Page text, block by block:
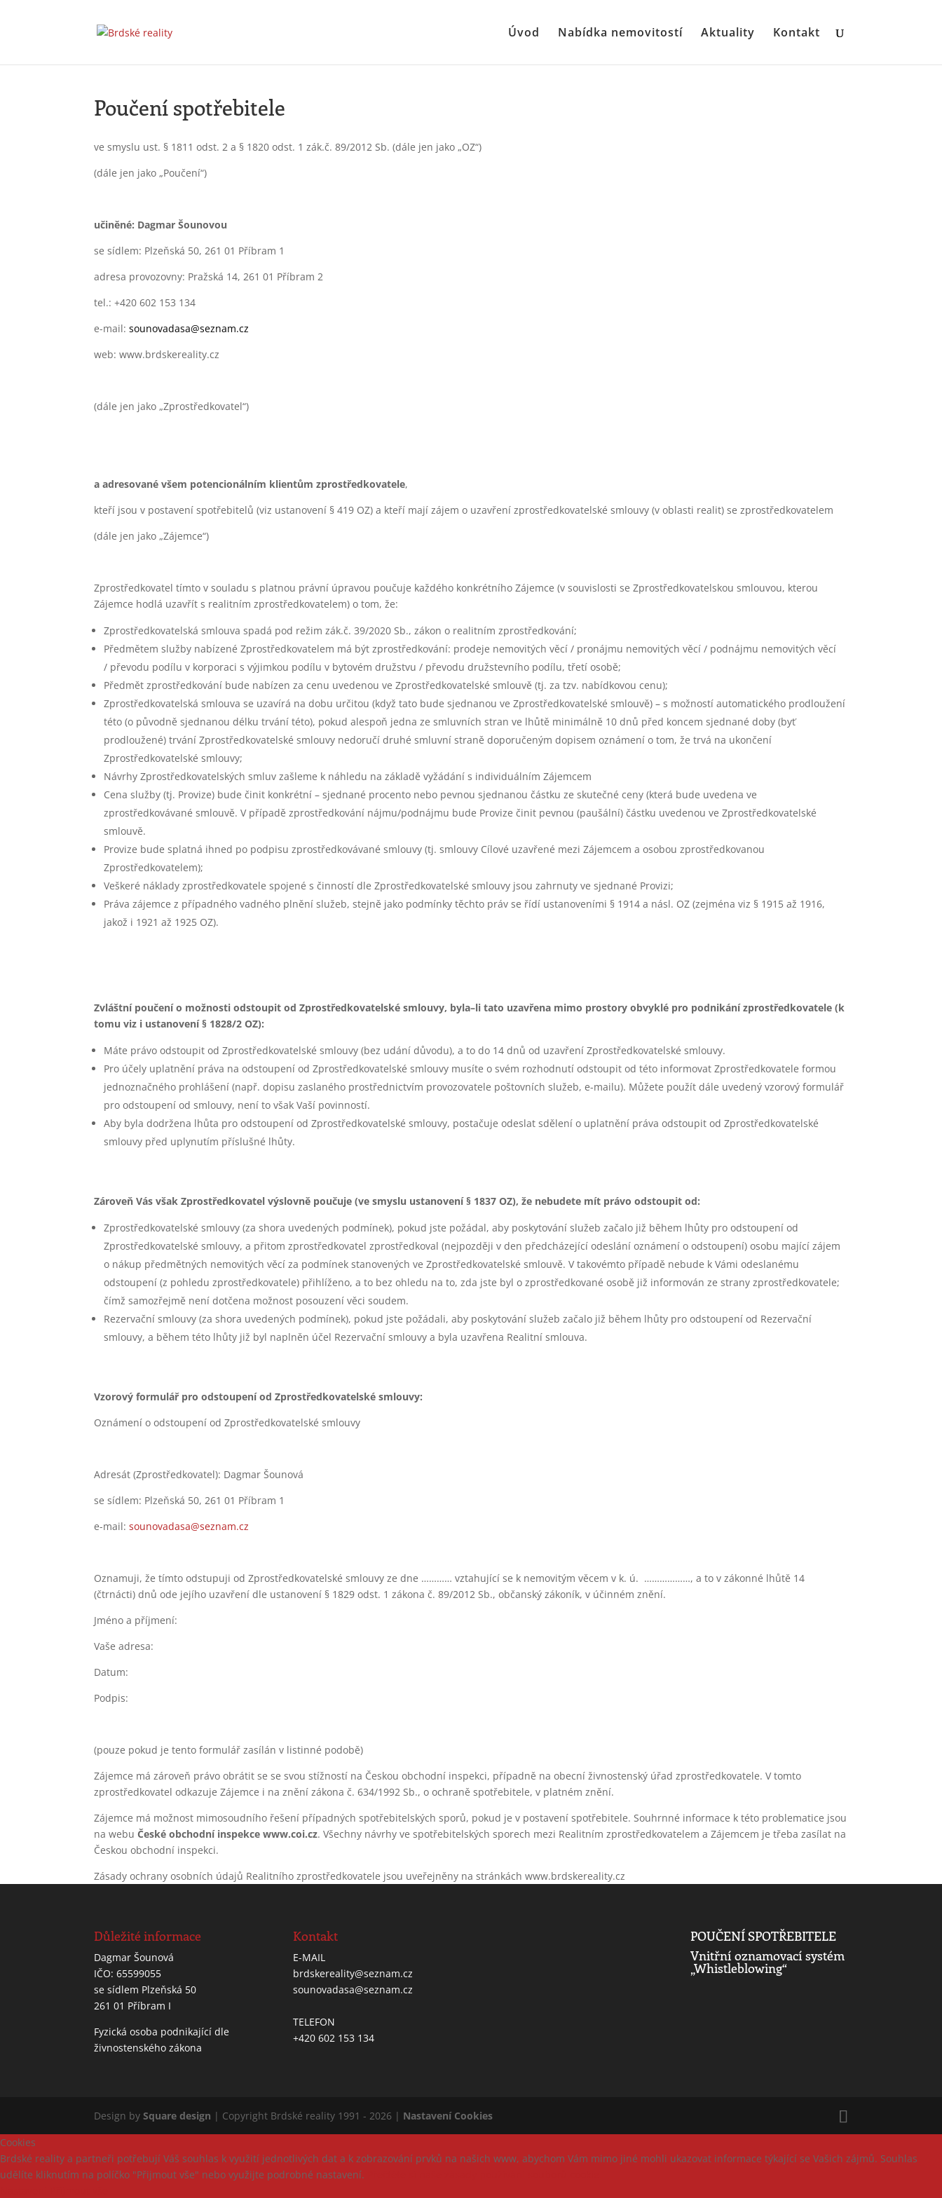
Úvod Nabídka nemovitostí Aktuality Kontakt
Poučení spotřebitele
ve smyslu ust. § 1811 odst. 2 a § 1820 odst. 1 zák.č. 89/2012 Sb. (dále jen jako „OZ“)
(dále jen jako „Poučení“)
učiněné: Dagmar Šounovou
se sídlem: Plzeňská 50, 261 01 Příbram 1
adresa provozovny: Pražská 14, 261 01 Příbram 2
tel.: +420 602 153 134
e-mail:sounovadasa@seznam.cz
web: www.brdskereality.cz
(dále jen jako „Zprostředkovatel“)
a adresované všem potencionálním klientům zprostředkovatele,
kteří jsou v postavení spotřebitelů (viz ustanovení § 419 OZ) a kteří mají zájem o uzavření zprostředkovatelské smlouvy (v oblasti realit) se zprostředkovatelem
(dále jen jako „Zájemce“)
Zprostředkovatel tímto v souladu s platnou právní úpravou poučuje každého konkrétního Zájemce (v souvislosti se Zprostředkovatelskou smlouvou, kterou
Zájemce hodlá uzavřít s realitním zprostředkovatelem) o tom, že:
Zprostředkovatelská smlouva spadá pod režim zák.č. 39/2020 Sb., zákon o realitním zprostředkování;
Předmětem služby nabízené Zprostředkovatelem má být zprostředkování: prodeje nemovitých věcí / pronájmu nemovitých věcí / podnájmu nemovitých věcí
/ převodu podílu v korporaci s výjimkou podílu v bytovém družstvu / převodu družstevního podílu, třetí osobě;
Předmět zprostředkování bude nabízen za cenu uvedenou ve Zprostředkovatelské smlouvě (tj. za tzv. nabídkovou cenu);
Zprostředkovatelská smlouva se uzavírá na dobu určitou (když tato bude sjednanou ve Zprostředkovatelské smlouvě) – s možností automatického prodloužení
této (o původně sjednanou délku trvání této), pokud alespoň jedna ze smluvních stran ve lhůtě minimálně 10 dnů před koncem sjednané doby (byť
prodloužené) trvání Zprostředkovatelské smlouvy nedoručí druhé smluvní straně doporučeným dopisem oznámení o tom, že trvá na ukončení
Zprostředkovatelské smlouvy;
Návrhy Zprostředkovatelských smluv zašleme k náhledu na základě vyžádání s individuálním Zájemcem
Cena služby (tj. Provize) bude činit konkrétní – sjednané procento nebo pevnou sjednanou částku ze skutečné ceny (která bude uvedena ve
zprostředkovávané smlouvě. V případě zprostředkování nájmu/podnájmu bude Provize činit pevnou (paušální) částku uvedenou ve Zprostředkovatelské
smlouvě.
Provize bude splatná ihned po podpisu zprostředkovávané smlouvy (tj. smlouvy Cílové uzavřené mezi Zájemcem a osobou zprostředkovanou
Zprostředkovatelem);
Veškeré náklady zprostředkovatele spojené s činností dle Zprostředkovatelské smlouvy jsou zahrnuty ve sjednané Provizi;
Práva zájemce z případného vadného plnění služeb, stejně jako podmínky těchto práv se řídí ustanoveními § 1914 a násl. OZ (zejména viz § 1915 až 1916,
jakož i 1921 až 1925 OZ).
Zvláštní poučení o možnosti odstoupit od Zprostředkovatelské smlouvy, byla–li tato uzavřena mimo prostory obvyklé pro podnikání zprostředkovatele (k
tomu viz i ustanovení § 1828/2 OZ):
Máte právo odstoupit od Zprostředkovatelské smlouvy (bez udání důvodu), a to do 14 dnů od uzavření Zprostředkovatelské smlouvy.
Pro účely uplatnění práva na odstoupení od Zprostředkovatelské smlouvy musíte o svém rozhodnutí odstoupit od této informovat Zprostředkovatele formou
jednoznačného prohlášení (např. dopisu zaslaného prostřednictvím provozovatele poštovních služeb, e-mailu). Můžete použít dále uvedený vzorový formulář
pro odstoupení od smlouvy, není to však Vaší povinností.
Aby byla dodržena lhůta pro odstoupení od Zprostředkovatelské smlouvy, postačuje odeslat sdělení o uplatnění práva odstoupit od Zprostředkovatelské
smlouvy před uplynutím příslušné lhůty.
Zároveň Vás však Zprostředkovatel výslovně poučuje (ve smyslu ustanovení § 1837 OZ), že nebudete mít právo odstoupit od:
Zprostředkovatelské smlouvy (za shora uvedených podmínek), pokud jste požádal, aby poskytování služeb začalo již během lhůty pro odstoupení od
Zprostředkovatelské smlouvy, a přitom zprostředkovatel zprostředkoval (nejpozději v den předcházející odeslání oznámení o odstoupení) osobu mající zájem
o nákup předmětných nemovitých věcí za podmínek stanovených ve Zprostředkovatelské smlouvě. V takovémto případě nebude k Vámi odeslanému
odstoupení (z pohledu zprostředkovatele) přihlíženo, a to bez ohledu na to, zda jste byl o zprostředkované osobě již informován ze strany zprostředkovatele;
čímž samozřejmě není dotčena možnost posouzení věci soudem.
Rezervační smlouvy (za shora uvedených podmínek), pokud jste požádali, aby poskytování služeb začalo již během lhůty pro odstoupení od Rezervační
smlouvy, a během této lhůty již byl naplněn účel Rezervační smlouvy a byla uzavřena Realitní smlouva.
Vzorový formulář pro odstoupení od Zprostředkovatelské smlouvy:
Oznámení o odstoupení od Zprostředkovatelské smlouvy
Adresát (Zprostředkovatel): Dagmar Šounová
se sídlem: Plzeňská 50, 261 01 Příbram 1
e-mail:sounovadasa@seznam.cz
Oznamuji, že tímto odstupuji od Zprostředkovatelské smlouvy ze dne ………… vztahující se k nemovitým věcem v k. ú. ………………, a to v zákonné lhůtě 14
(čtrnácti) dnů ode jejího uzavření dle ustanovení § 1829 odst. 1 zákona č. 89/2012 Sb., občanský zákoník, v účinném znění.
Jméno a příjmení:
Vaše adresa:
Datum:
Podpis:
(pouze pokud je tento formulář zasílán v listinné podobě)
Zájemce má zároveň právo obrátit se se svou stížností na Českou obchodní inspekci, případně na obecní živnostenský úřad zprostředkovatele. V tomto
zprostředkovatel odkazuje Zájemce i na znění zákona č. 634/1992 Sb., o ochraně spotřebitele, v platném znění.
Zájemce má možnost mimosoudního řešení případných spotřebitelských sporů, pokud je v postavení spotřebitele. Souhrnné informace k této problematice jsou
na webuČeské obchodní inspekce www.coi.cz. Všechny návrhy ve spotřebitelských sporech mezi Realitním zprostředkovatelem a Zájemcem je třeba zasílat na
Českou obchodní inspekci.
Zásady ochrany osobních údajů Realitního zprostředkovatele jsou uveřejněny na stránkách www.brdskereality.cz
Důležité informace
Dagmar Šounová
IČO: 65599055
se sídlem Plzeňská 50
261 01 Příbram I
Fyzická osoba podnikající dle
živnostenského zákona
Kontakt
E-MAIL
brdskereality@seznam.cz
sounovadasa@seznam.cz
TELEFON
+420 602 153 134
POUČENÍ SPOTŘEBITELE
Vnitřní oznamovací systém
„Whistleblowing“
Design bySquare design | Copyright Brdské reality 1991 - 2026 | Nastavení Cookies
Cookies
Brdské reality a partneři potřebují Váš souhlas k využití jednotlivých dat a k zobrazování prvků na našich www, abychom Vám mimo jiné mohli ukazovat informace týkající se Vašich zájmů. Souhlas
udělíte kliknutím na políčko "Přijmout vše" nebo využijte podrobné nastavení.